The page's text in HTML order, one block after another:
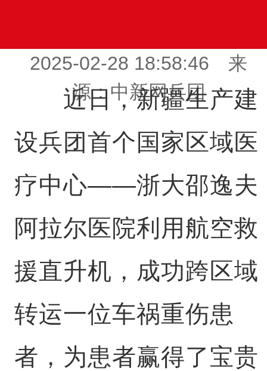
2025-02-28 18:58:46 来
源：中新网兵团
近日，新疆生产建
设兵团首个国家区域医
疗中心——浙大邵逸夫
阿拉尔医院利用航空救
援直升机，成功跨区域
转运一位车祸重伤患
者，为患者赢得了宝贵